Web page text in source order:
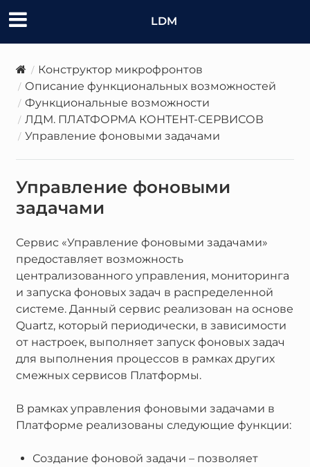
LDM
Конструктор микрофронтов
Описание функциональных возможностей
Функциональные возможности
ЛДМ. ПЛАТФОРМА КОНТЕНТ-СЕРВИСОВ
Управление фоновыми задачами
Управление фоновыми
задачами
Сервис «Управление фоновыми задачами»
предоставляет возможность
централизованного управления, мониторинга
и запуска фоновых задач в распределенной
системе. Данный сервис реализован на основе
Quartz, который периодически, в зависимости
от настроек, выполняет запуск фоновых задач
для выполнения процессов в рамках других
смежных сервисов Платформы.
В рамках управления фоновыми задачами в
Платформе реализованы следующие функции:
Создание фоновой задачи – позволяет